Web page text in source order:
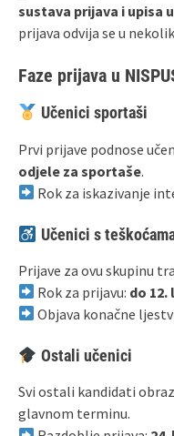
sustava prijava i upisa
prijava odvija se u
Faze prijava u
Učenici sportaši
Prvi prijave podnose
odjele za sportaše.
Rok za iskazivanje
Učenici s
Prijave za ovu skupinu
Rok za prijavu: do 12.
Objava konačne
Ostali učenici
Svi ostali kandidati
glavnom terminu.